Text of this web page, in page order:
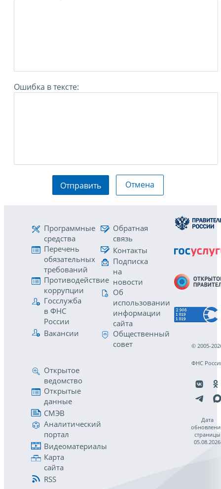
Ошибка в тексте:
Отправить Отмена
Программные
средства
Перечень
обязательных
требований
Противодействие
коррупции
Госслужба
в ФНС
России
Вакансии
Обратная
связь
Контакты
Подписка
на
новости
Об
использовании
информации
сайта
Общественный
совет
Открытое
ведомство
Открытые
данные
СМЭВ
Аналитический
портал
Видеоматериалы
Карта
сайта
RSS
© 2005-
ФНС
Дата
страницы
05.08.2026